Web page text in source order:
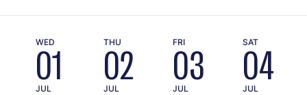
WED
01
JUL
THU
02
JUL
FRI
03
JUL
SAT
04
JUL